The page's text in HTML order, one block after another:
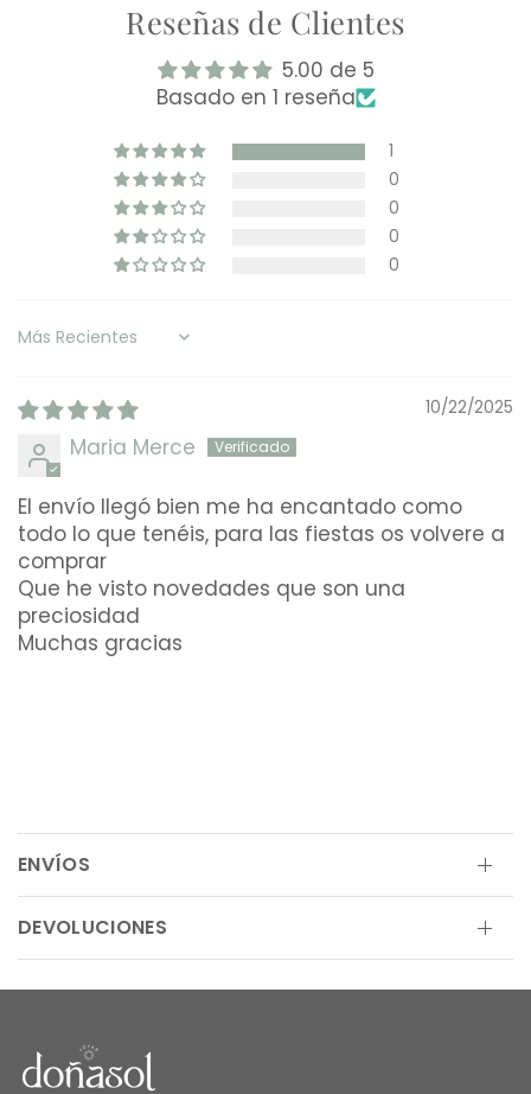
Reseñas de Clientes
5.00 de 5
Basado en 1 reseña
1
0
0
0
0
Sort by
10/22/2025
Maria Merce
El envío llegó bien me ha encantado como
todo lo que tenéis, para las fiestas os volvere a
comprar
Que he visto novedades que son una
preciosidad
Muchas gracias
ENVÍOS
DEVOLUCIONES